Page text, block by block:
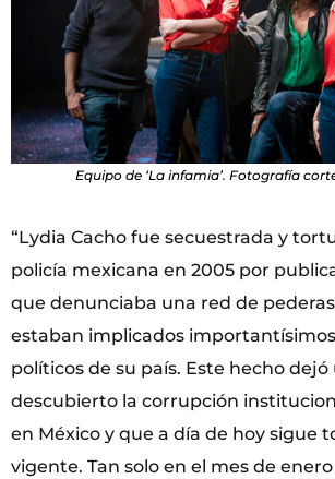
Equipo de ‘La infamia’. Fotografía
“Lydia Cacho fue secuestrada y
policía mexicana en 2005 por
que denunciaba una red de
estaban implicados
políticos de su país. Este hecho dejó
descubierto la corrupción
en México y que a día de hoy sigue
vigente. Tan solo en el mes de